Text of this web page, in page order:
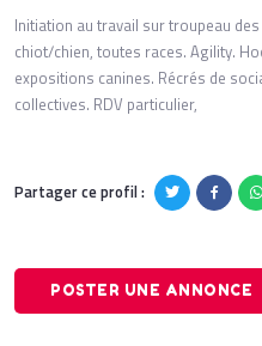
Initiation au travail sur troupeau
chiot/chien, toutes races. Agility.
expositions canines. Récrés de
collectives. RDV particulier,
Partager ce profil :
POSTER UNE ANNONCE